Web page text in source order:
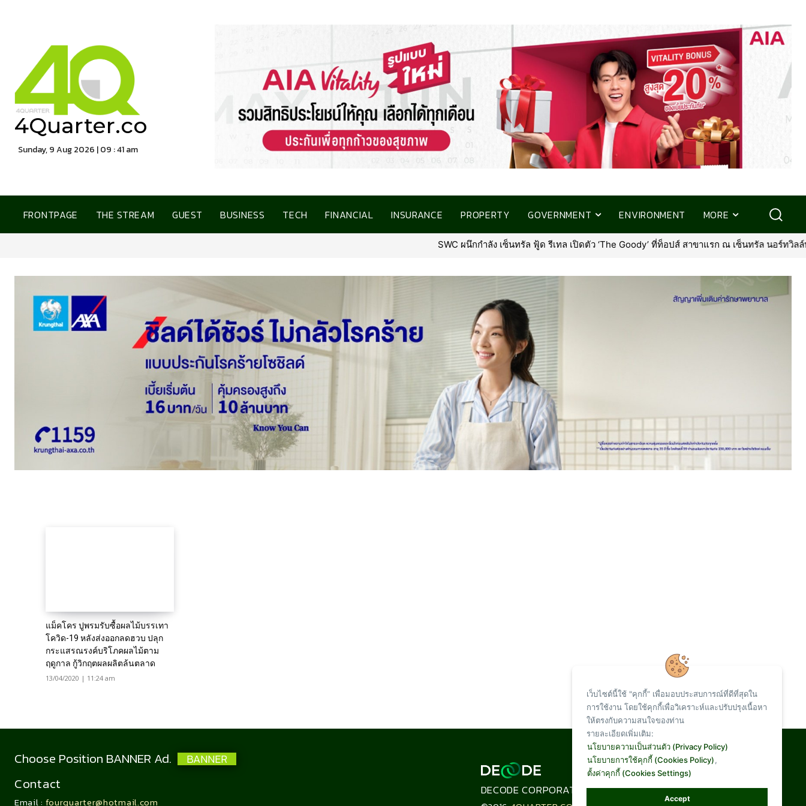
4Quarter.co
Sunday, 9 Aug 2026 | 09 : 41 am
FRONTPAGE THE STREAM GUEST BUSINESS TECH FINANCIAL INSURANCE PROPERTY GOVERNMENT ENVIRONMENT MORE
SWC ผนึกกำลัง เซ็นทรัล ฟู้ด รีเทล เปิดตัว ‘The Goody’ ที่ท็อปส์ สาขาแรก ณ เซ็นทรัล นอร์ทวิลล์พร้อมรุกต
แม็คโคร ปูพรมรับซื้อผลไม้บรรเทา
โควิด-19 หลังส่งออกลดฮวบ ปลุก
กระแสรณรงค์บริโภคผลไม้ตาม
ฤดูกาล กู้วิกฤตผลผลิตล้นตลาด
13/04/2020 | 11:24 am
Choose Position BANNER Ad. BANNER
Contact
Email : fourquarter@hotmail.com
DECODE CORPORATION LIMITED
Total Visit :
1,096,928
เว็บไซต์นี้ใช้ "คุกกี้” เพื่อมอบประสบการณ์ที่ดีที่สุดใน
การใช้งาน โดยใช้คุกกี้เพื่อวิเคราะห์และปรับปรุงเนื้อหา
ให้ตรงกับความสนใจของท่าน
รายละเอียดเพิ่มเติม:
นโยบายความเป็นส่วนตัว (Privacy Policy)
นโยบายการใช้คุกกี้ (Cookies Policy),
ตั้งค่าคุกกี้ (Cookies Settings)
Accept